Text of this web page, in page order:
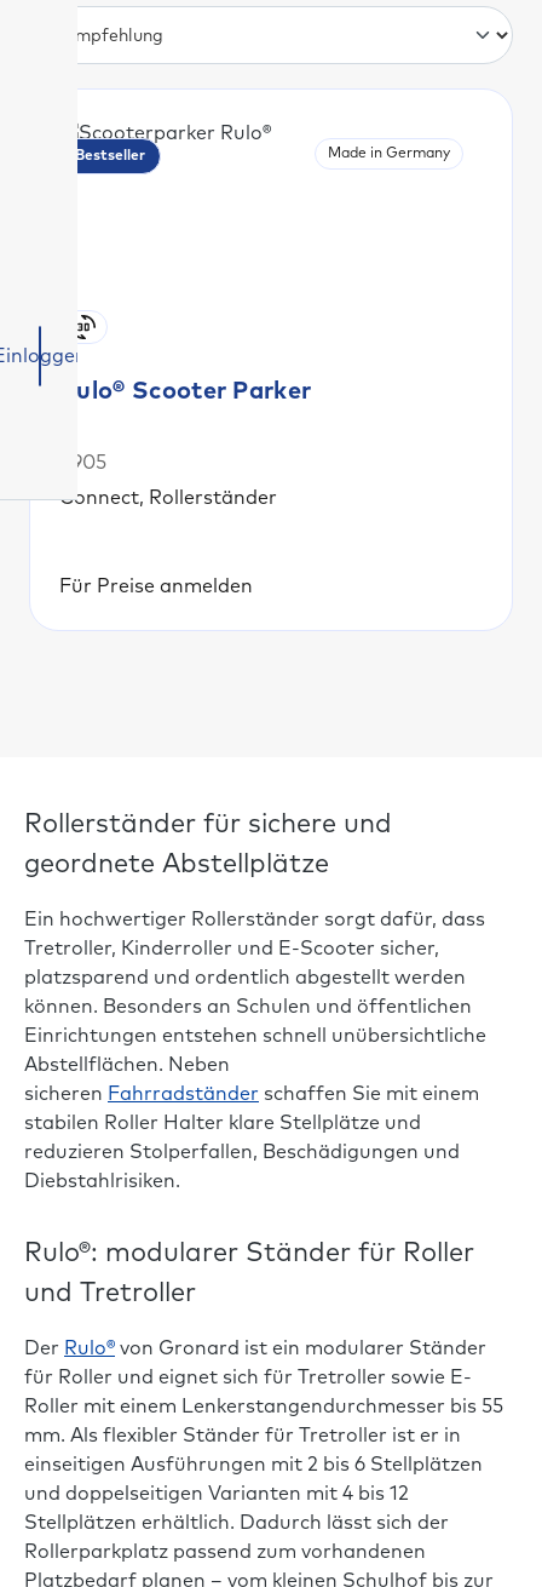
Bestseller Made in Germany
Rulo® Scooter Parker
F905
Connect, Rollerständer
Für Preise anmelden
Rollerständer für sichere und
geordnete Abstellplätze
Ein hochwertiger Rollerständer sorgt dafür, dass
Tretroller, Kinderroller und E-Scooter sicher,
platzsparend und ordentlich abgestellt werden
können. Besonders an Schulen und öffentlichen
Einrichtungen entstehen schnell unübersichtliche
Abstellflächen. Neben
sicheren Fahrradständer schaffen Sie mit einem
stabilen Roller Halter klare Stellplätze und
reduzieren Stolperfallen, Beschädigungen und
Diebstahlrisiken.
Rulo®: modularer Ständer für Roller
und Tretroller
Der Rulo® von Gronard ist ein modularer Ständer
für Roller und eignet sich für Tretroller sowie E-
Roller mit einem Lenkerstangendurchmesser bis 55
mm. Als flexibler Ständer für Tretroller ist er in
einseitigen Ausführungen mit 2 bis 6 Stellplätzen
und doppelseitigen Varianten mit 4 bis 12
Stellplätzen erhältlich. Dadurch lässt sich der
Rollerparkplatz passend zum vorhandenen
Platzbedarf planen – vom kleinen Schulhof bis zur